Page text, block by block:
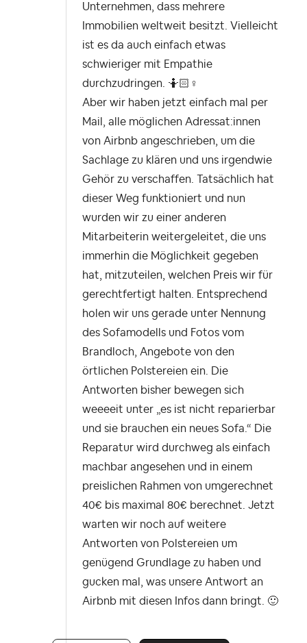
Unternehmen, dass mehrere
Immobilien weltweit besitzt. Vielleicht
ist es da auch einfach etwas
schwieriger mit Empathie
durchzudringen. 🤷🏻‍ ♀️
Aber wir haben jetzt einfach mal per
Mail, alle möglichen Adressat:innen
von Airbnb angeschrieben, um die
Sachlage zu klären und uns irgendwie
Gehör zu verschaffen. Tatsächlich hat
dieser Weg funktioniert und nun
wurden wir zu einer anderen
Mitarbeiterin weitergeleitet, die uns
immerhin die Möglichkeit gegeben
hat, mitzuteilen, welchen Preis wir für
gerechtfertigt halten. Entsprechend
holen wir uns gerade unter Nennung
des Sofamodells und Fotos vom
Brandloch, Angebote von den
örtlichen Polstereien ein. Die
Antworten bisher bewegen sich
weeeeit unter „es ist nicht reparierbar
und sie brauchen ein neues Sofa.“ Die
Reparatur wird durchweg als einfach
machbar angesehen und in einem
preislichen Rahmen von umgerechnet
40€ bis maximal 80€ berechnet. Jetzt
warten wir noch auf weitere
Antworten von Polstereien um
genügend Grundlage zu haben und
gucken mal, was unsere Antwort an
Airbnb mit diesen Infos dann bringt. 🙂